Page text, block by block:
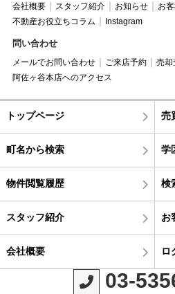
会社概要 スタッフ紹介 お知らせ お
不動産お役立ちコラム
Instagram
問い合わせ
メールでお問い合わせ ご来店予約
売却
阿佐ヶ谷本店へのアクセス
トップページ 売
町名から検索 学
物件閲覧履歴 検
スタッフ紹介 お
会社概要 ロ
03-